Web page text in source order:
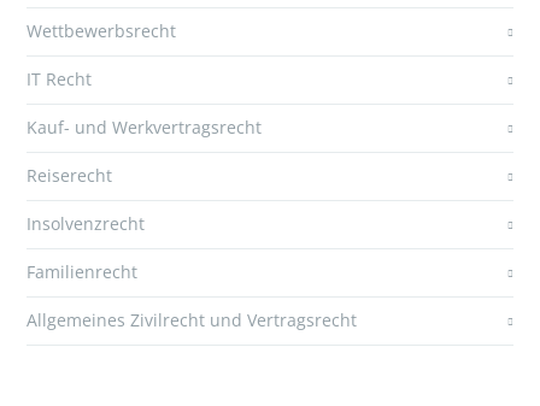
Wettbewerbsrecht
IT Recht
Kauf- und Werkvertragsrecht
Reiserecht
Insolvenzrecht
Familienrecht
Allgemeines Zivilrecht und Vertragsrecht